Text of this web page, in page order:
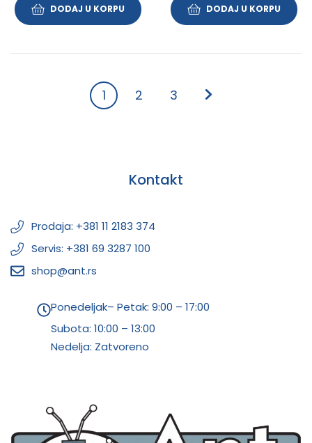
DODAJ U KORPU DODAJ U KORPU
1 2 3
Kontakt
Prodaja: +381 11 2183 374
Servis: +381 69 3287 100
shop@ant.rs
Ponedeljak– Petak: 9:00 – 17:00
Subota: 10:00 – 13:00
Nedelja: Zatvoreno